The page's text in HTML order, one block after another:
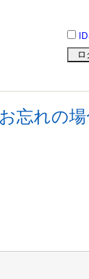
忘れの